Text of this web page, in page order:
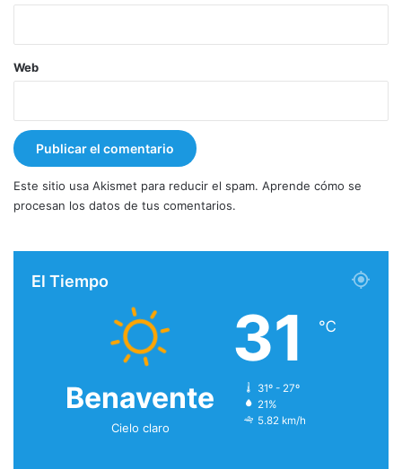
Web
Este sitio usa Akismet para reducir el spam. Aprende cómo se
procesan los datos de tus comentarios.
El Tiempo
Benavente
Cielo claro
31 ℃
31º - 27º
21%
5.82 km/h